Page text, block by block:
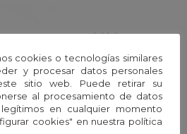
cookies o tecnologías similares
y procesar datos personales
sitio web. Puede retirar su
al procesamiento de datos
en cualquier momento
cookies" en nuestra política